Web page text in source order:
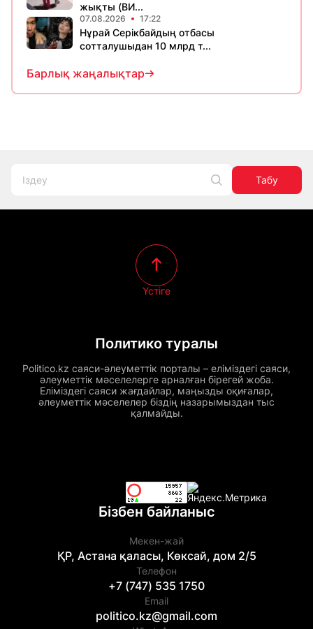
жықты (ВИ...
07.08.2026 17:22
Нұрай Серікбайдың отбасы
сотталушыдан 10 млрд т...
Барлық жаңалықтар
Табу
Политико туралы
Politico.kz саяси-әлеуметтік порталы – еліміздегі саяси,
әлеуметтік мәселелерге арналған бірегей жоба.
Еліміздегі саяси жағдайлар, маңызды оқиғалар,
әлеуметтік мәселелер біздің назарымыздан тыс
қалмайды.
Үстіге
Бізбен байланыс
Мекен-жай
ҚР, Астана қаласы, Көксай, дом 2/5
Телефон
+7 (747) 535 1750
Email
politico.kz@gmail.com